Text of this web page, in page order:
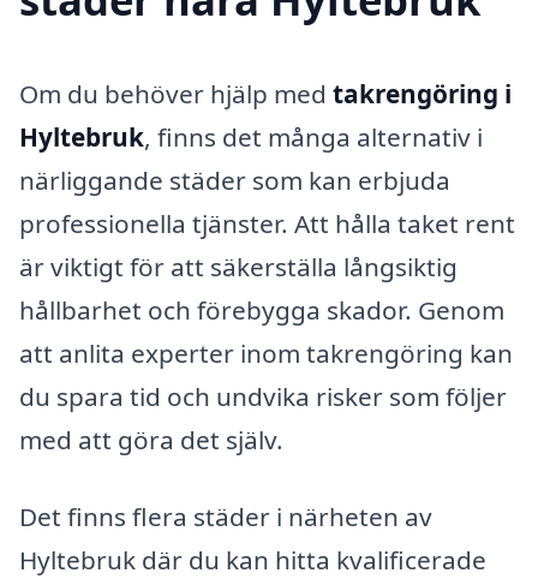
Om du behöver hjälp med takrengöring i
Hyltebruk, finns det många alternativ i
närliggande städer som kan erbjuda
professionella tjänster. Att hålla taket rent
är viktigt för att säkerställa långsiktig
hållbarhet och förebygga skador. Genom
att anlita experter inom takrengöring kan
du spara tid och undvika risker som följer
med att göra det själv.
Det finns flera städer i närheten av
Hyltebruk där du kan hitta kvalificerade